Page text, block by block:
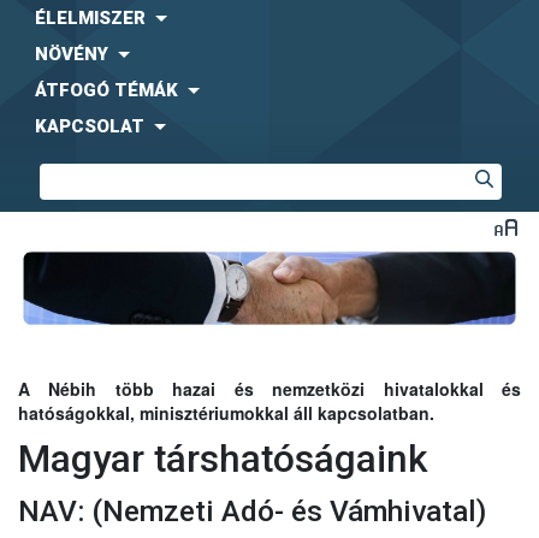
ÉLELMISZER
NÖVÉNY
ÁTFOGÓ TÉMÁK
KAPCSOLAT
A Nébih több hazai és nemzetközi hivatalokkal és
hatóságokkal, minisztériumokkal áll kapcsolatban.
Magyar társhatóságaink
NAV: (Nemzeti Adó- és Vámhivatal)